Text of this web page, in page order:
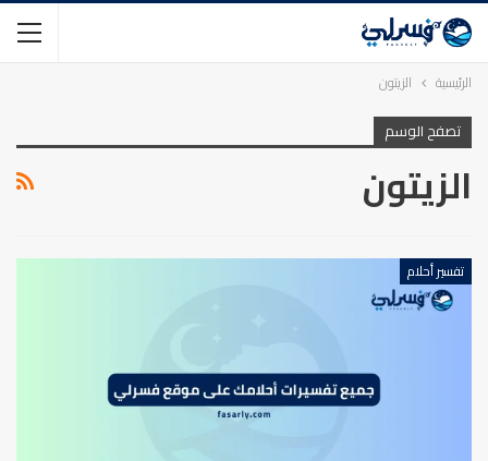
الرئيسية الزيتون
تصفح الوسم
الزيتون
تفسير أحلام